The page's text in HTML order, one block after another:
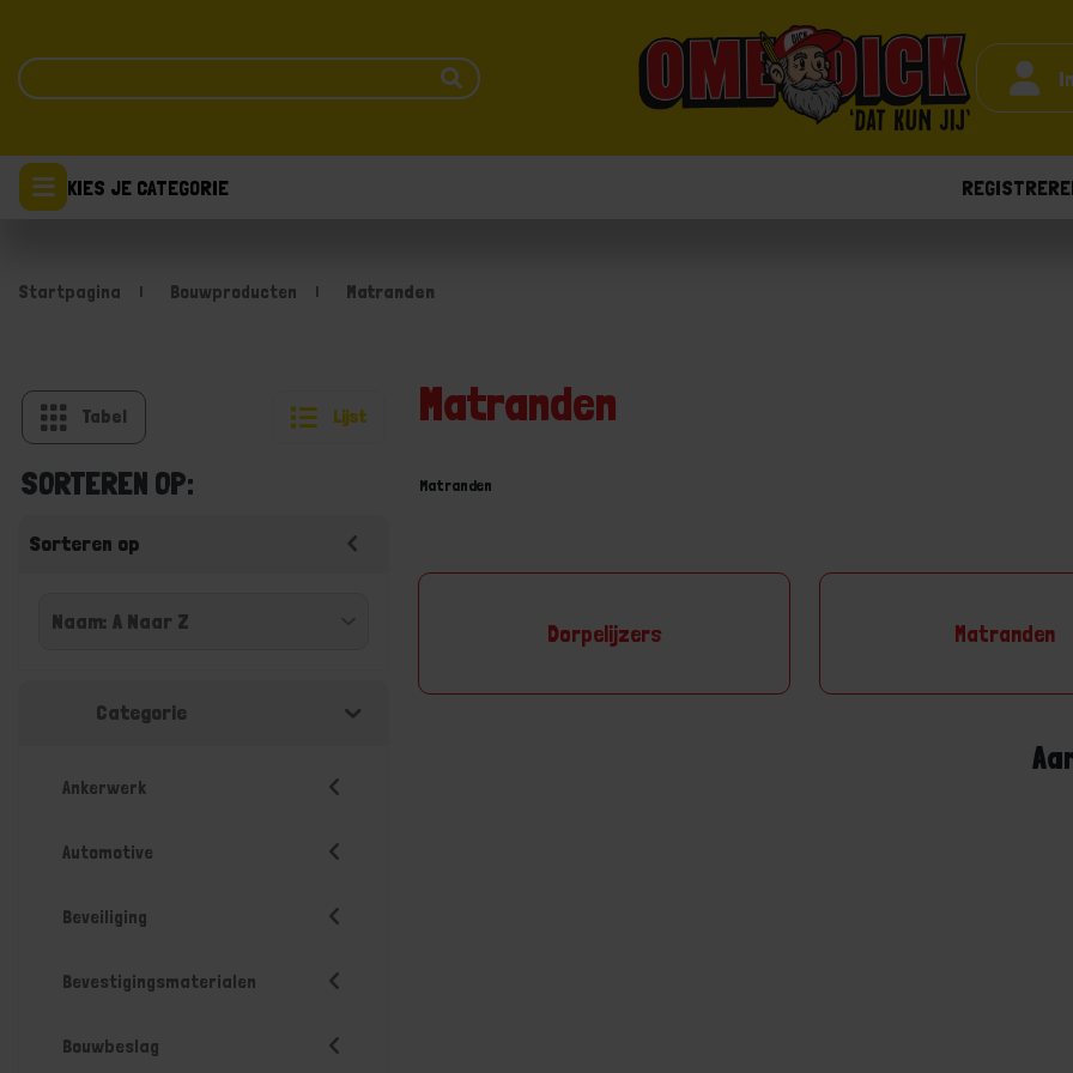
KIES JE CATEGORIE
Startpagina Bouwproducten Matranden
Tabel Lijst
SORTEREN OP:
Sorteren op
Categorie
Ankerwerk
Automotive
Beveiliging
Bevestigingsmaterialen
Bouwbeslag
Matranden
Matranden
Dorpelijzers Matranden